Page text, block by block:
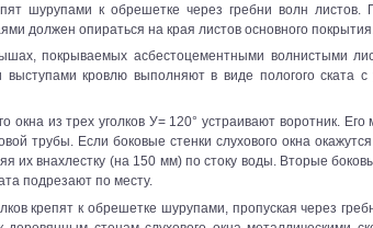
шурупами к обрешетке через гребни волн листов.
должен опираться на края листов основного
покрываемых асбестоцементными волнистыми
выступами кровлю выполняют в виде пологого ската
окна из трех уголков У= 120° устраивают воротник.
трубы. Если боковые стенки слухового окна
их внахлестку (на 150 мм) по стоку воды. Вторые
подрезают по месту.
крепят к обрешетке шурупами, пропуская через